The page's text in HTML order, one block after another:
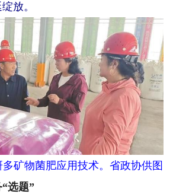
放。
矿物菌肥应用技术。省政协供图
选题”